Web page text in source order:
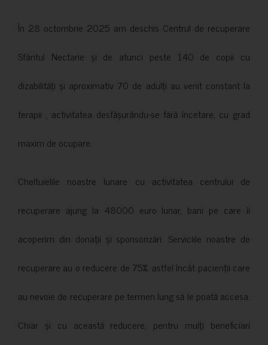
În 28 octombrie 2025 am deschis Centrul de recuperare
Sfântul Nectarie și de atunci peste 140 de copii cu
dizabilități și aproximativ 70 de adulți au venit constant la
terapii , activitatea desfășurându-se fără încetare, cu grad
maxim de ocupare.
Cheltuielile noastre lunare cu activitatea centrului de
recuperare ajung la 48000 euro lunar, bani pe care îi
acoperim din donații și sponsorizări. Serviciile noastre de
recuperare au o reducere de 75%, astfel încât pacienții care
au nevoie de recuperare pe termen lung să le poată accesa.
Chiar și cu această reducere, pentru mulți beneficiari